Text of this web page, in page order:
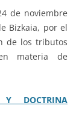
de noviembre
Bizkaia, por el
de los tributos
materia de
Y DOCTRINA